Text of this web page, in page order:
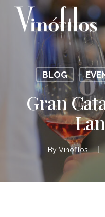
Skip
BLOG
Gran
By Vinófilos